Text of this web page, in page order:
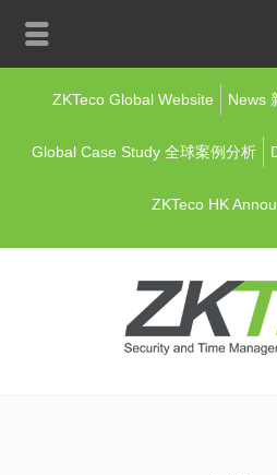
ZKTeco Global Website News
Global Case Study 全球案例分析
ZKTeco HK